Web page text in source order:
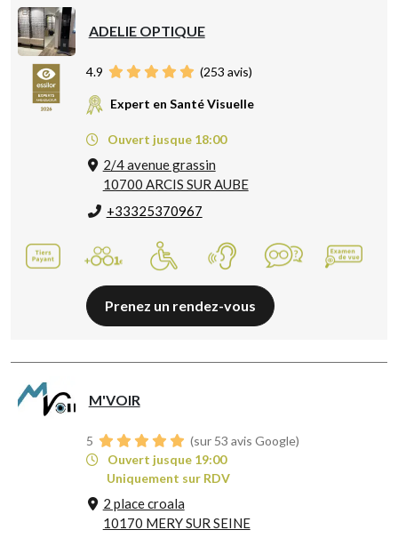
ADELIE OPTIQUE
4.9 (253 avis)
Expert en Santé Visuelle
Ouvert jusque 18:00
2/4 avenue grassin
10700 ARCIS SUR AUBE
+33325370967
Prenez un rendez-vous
M'VOIR
5
(sur 53 avis Google)
Ouvert jusque 19:00
Uniquement sur RDV
2 place croala
10170 MERY SUR SEINE